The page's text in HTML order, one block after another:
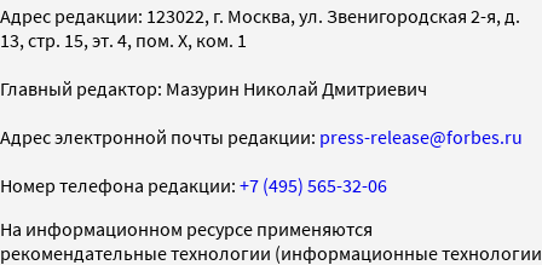
Адрес редакции: 123022, г. Москва, ул. Звенигородская 2-я, д.
13, стр. 15, эт. 4, пом. X, ком. 1
Главный редактор: Мазурин Николай Дмитриевич
Адрес электронной почты редакции: press-release@forbes.ru
Номер телефона редакции: +7 (495) 565-32-06
На информационном ресурсе применяются
рекомендательные технологии (информационные технологии